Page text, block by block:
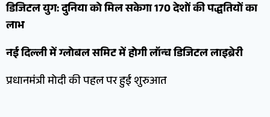
डिजिटल युग: दुनिया को मिल सकेगा 170 देशों की पद्धतियों का
लाभ
नई दिल्ली में ग्लोबल समिट में होगी लॉन्च डिजिटल लाइब्रेरी
प्रधानमंत्री मोदी की पहल पर हुई शुरुआत